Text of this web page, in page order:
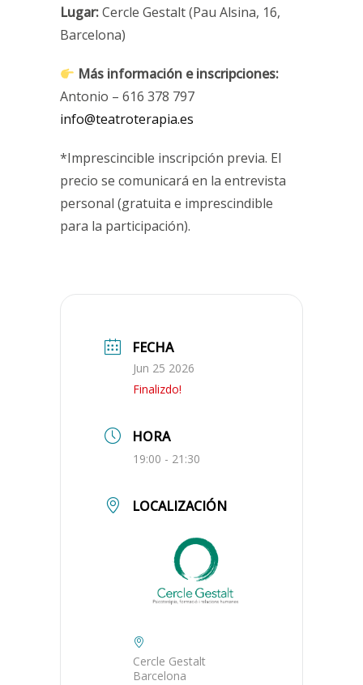
Lugar:Cercle Gestalt (Pau Alsina, 16,
Barcelona)
Más información e inscripciones:
Antonio – 616 378 797
info@teatroterapia.es
*Imprescincible inscripción previa. El
precio se comunicará en la entrevista
personal (gratuita e imprescindible
para la participación).
FECHA
Jun 25 2026
Finalizdo!
HORA
19:00 - 21:30
LOCALIZACIÓN
Cercle Gestalt
Barcelona